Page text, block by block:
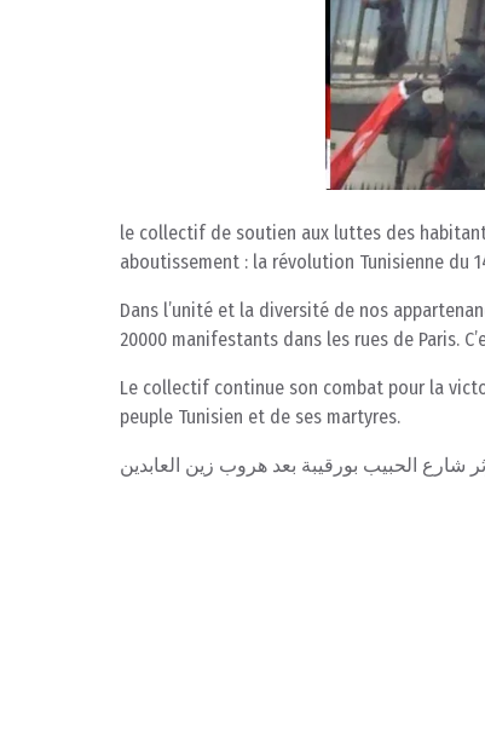
le collectif de soutien aux luttes des
aboutissement : la révolution Tunisienne du
Dans l’unité et la diversité de nos
20000 manifestants dans les rues de Paris.
Le collectif continue son combat pour la
peuple Tunisien et de ses martyres.
شارع الحبيب بورقيبة بعد هروب زين العابدين